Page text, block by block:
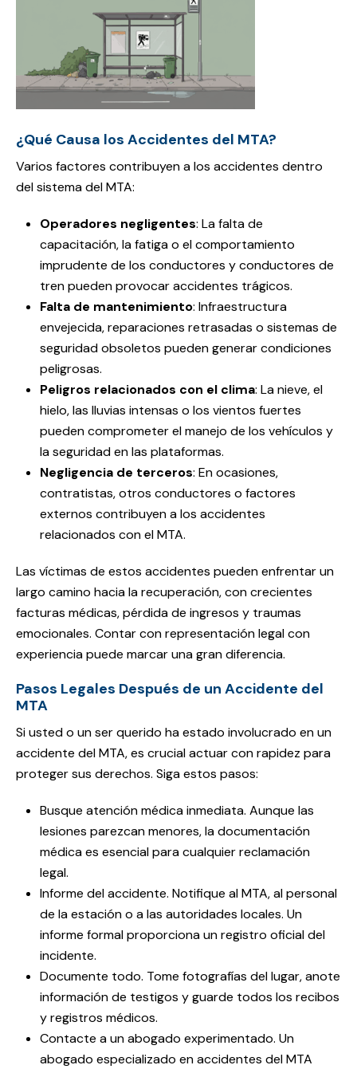
¿Qué Causa los Accidentes del MTA?
Varios factores contribuyen a los accidentes dentro
del sistema del MTA:
Operadores negligentes: La falta de
capacitación, la fatiga o el comportamiento
imprudente de los conductores y conductores de
tren pueden provocar accidentes trágicos.
Falta de mantenimiento: Infraestructura
envejecida, reparaciones retrasadas o sistemas de
seguridad obsoletos pueden generar condiciones
peligrosas.
Peligros relacionados con el clima: La nieve, el
hielo, las lluvias intensas o los vientos fuertes
pueden comprometer el manejo de los vehículos y
la seguridad en las plataformas.
Negligencia de terceros: En ocasiones,
contratistas, otros conductores o factores
externos contribuyen a los accidentes
relacionados con el MTA.
Las víctimas de estos accidentes pueden enfrentar un
largo camino hacia la recuperación, con crecientes
facturas médicas, pérdida de ingresos y traumas
emocionales. Contar con representación legal con
experiencia puede marcar una gran diferencia.
Pasos Legales Después de un Accidente del
MTA
Si usted o un ser querido ha estado involucrado en un
accidente del MTA, es crucial actuar con rapidez para
proteger sus derechos. Siga estos pasos:
Busque atención médica inmediata. Aunque las
lesiones parezcan menores, la documentación
médica es esencial para cualquier reclamación
legal.
Informe del accidente. Notifique al MTA, al personal
de la estación o a las autoridades locales. Un
informe formal proporciona un registro oficial del
incidente.
Documente todo. Tome fotografías del lugar, anote
información de testigos y guarde todos los recibos
y registros médicos.
Contacte a un abogado experimentado. Un
abogado especializado en accidentes del MTA